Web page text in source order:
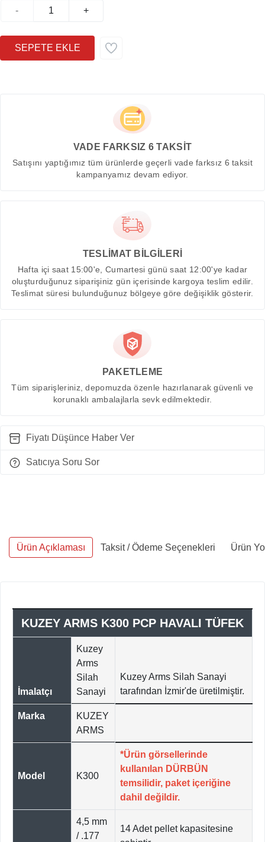
- +
VADE FARKSIZ 6 TAKSİT
Satışını yaptığımız tüm ürünlerde geçerli vade farksız 6 taksit
kampanyamız devam ediyor.
TESLİMAT BİLGİLERİ
Hafta içi saat 15:00'e, Cumartesi günü saat 12:00'ye kadar
oluşturduğunuz siparişiniz gün içerisinde kargoya teslim edilir.
Teslimat süresi bulunduğunuz bölgeye göre değişiklik gösterir.
PAKETLEME
Tüm siparişleriniz, depomuzda özenle hazırlanarak güvenli ve
korunaklı ambalajlarla sevk edilmektedir.
Fiyatı Düşünce Haber Ver
Satıcıya Soru Sor
Ürün Açıklaması Taksit / Ödeme Seçenekleri Ürün
KUZEY ARMS K300 PCP HAVALI TÜFEK
İmalatçı
Kuzey
Arms
Silah
Sanayi
Kuzey Arms Silah Sanayi
tarafından İzmir'de üretilmiştir.
Marka
KUZEY
ARMS
Model K300
*Ürün görsellerinde
kullanılan DÜRBÜN
temsilidir, paket içeriğine
dahil değildir.
4,5 mm
/ .177
14 Adet pellet kapasitesine